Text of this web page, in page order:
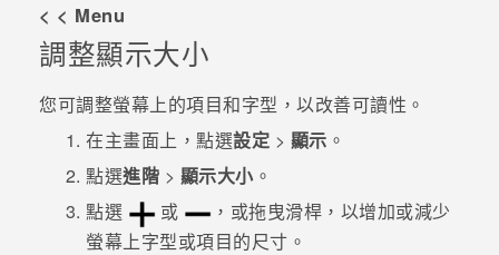
配件
優惠專區
焦點訊息
校園專案
銷售門市
銷售通路
< < Menu
調整顯示大小
您可調整螢幕上的項目和字型，以改善可讀性。
在主畫面上，點選設定 > 顯示 。
點選進階 > 顯示大小。
點選
或
，或拖曳滑桿，以增加或減少
螢幕上字型或項目的尺寸。